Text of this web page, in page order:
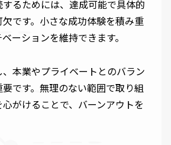
るためには、達成可能で具体的
です。小さな成功体験を積み重
ーションを維持できます。
本業やプライベートとのバラン
です。無理のない範囲で取り組
がけることで、バーンアウトを